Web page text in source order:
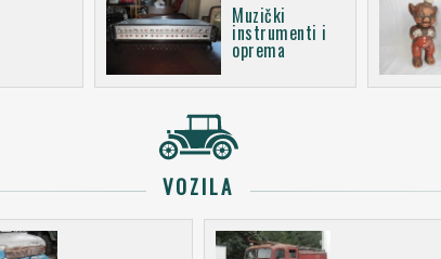
Muzički
instrumenti i
oprema
VOZILA